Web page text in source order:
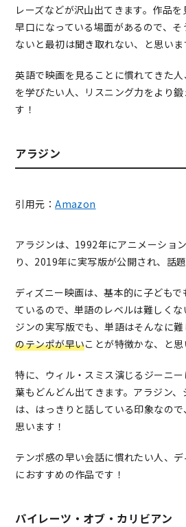
レーズなどが沢山出てきます。作品
早口になっている場面があるので、
ないと最初は聞き取れない、と思いま
英語で映画を見ることに慣れてきた人、
を学びたい人、リスニング力をより
す！
アラジン
引用元：Amazon
アラジンは、1992年にアニメーショ
り、2019年に実写版が公開され、話題
ディズニー映画は、基本的に子ども
ているので、単語のレベルは難しく
ジンの実写版でも、単語はそんなに難
のテンポが早いことが特徴かな、と思
特に、ウィル・スミス演じるジーニ
葉もどんどん出てきます。アラジン、
は、はっきりと話している印象なの
思います！
テンポ感の早い会話に慣れたい人、
におすすめの作品です！
パイレーツ・オブ・カリビアン